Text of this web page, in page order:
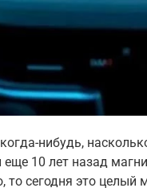
нибудь,
еще 10 лет назад
то сегодня это целый